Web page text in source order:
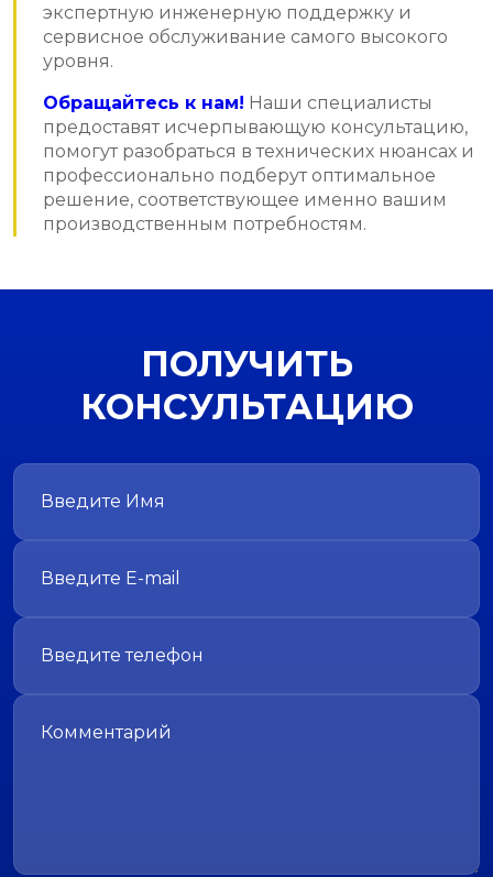
экспертную инженерную поддержку и
сервисное обслуживание самого высокого
уровня.
Обращайтесь к нам! Наши специалисты
предоставят исчерпывающую консультацию,
помогут разобраться в технических нюансах и
профессионально подберут оптимальное
решение, соответствующее именно вашим
производственным потребностям.
ПОЛУЧИТЬ
КОНСУЛЬТАЦИЮ